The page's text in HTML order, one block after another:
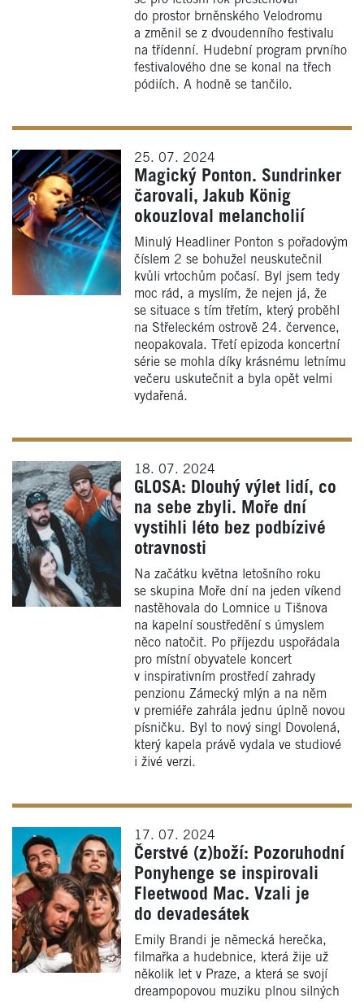
do prostor brněnského Velodromu
a změnil se z dvoudenního festivalu
na třídenní. Hudební program prvního
festivalového dne se konal na třech
pódiích. A hodně se tančilo.
25. 07. 2024
Magický Ponton. Sundrinker
čarovali, Jakub König
okouzloval melancholií
Minulý Headliner Ponton s pořadovým
číslem 2 se bohužel neuskutečnil
kvůli vrtochům počasí. Byl jsem tedy
moc rád, a myslím, že nejen já, že
se situace s tím třetím, který proběhl
na Střeleckém ostrově 24. července,
neopakovala. Třetí epizoda koncertní
série se mohla díky krásnému letnímu
večeru uskutečnit a byla opět velmi
vydařená.
18. 07. 2024
GLOSA: Dlouhý výlet lidí, co
na sebe zbyli. Moře dní
vystihli léto bez podbízivé
otravnosti
Na začátku května letošního roku
se skupina Moře dní na jeden víkend
nastěhovala do Lomnice u Tišnova
na kapelní soustředění s úmyslem
něco natočit. Po příjezdu uspořádala
pro místní obyvatele koncert
v inspirativním prostředí zahrady
penzionu Zámecký mlýn a na něm
v premiéře zahrála jednu úplně novou
písničku. Byl to nový singl Dovolená,
který kapela právě vydala ve studiové
i živé verzi.
17. 07. 2024
Čerstvé (z)boží: Pozoruhodní
Ponyhenge se inspirovali
Fleetwood Mac. Vzali je
do devadesátek
Emily Brandi je německá herečka,
filmařka a hudebnice, která žije už
několik let v Praze, a která se svojí
dreampopovou muziku plnou silných